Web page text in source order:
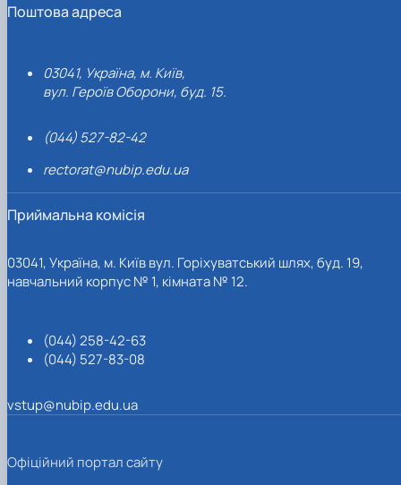
Поштова адреса
03041, Україна, м. Київ,
вул. Героїв Оборони, буд. 15.
(044) 527-82-42
rectorat@nubip.edu.ua
Приймальна комісія
03041, Україна, м. Київ вул. Горіхуватський шлях, буд. 19,
навчальний корпус № 1, кімната № 12.
(044) 258-42-63
(044) 527-83-08
vstup@nubip.edu.ua
Офіційний портал сайту